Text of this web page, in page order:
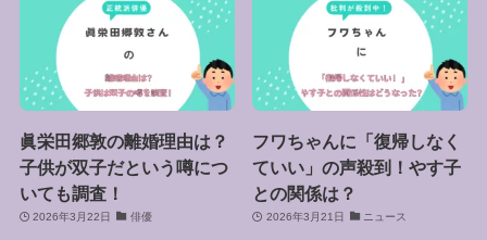
眞栄田郷敦の離婚理由は？
子供が双子だという噂につ
いても調査！
2026年3月22日 俳優
フワちゃんに「復帰しなく
ていい」の声殺到！やす子
との関係は？
2026年3月21日 ニュース